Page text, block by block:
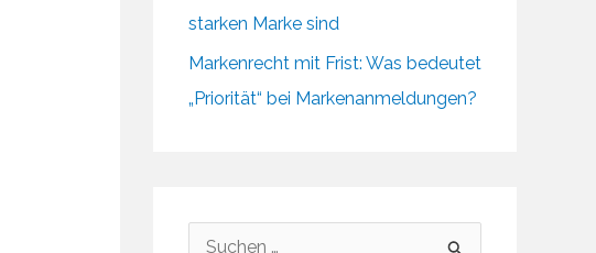
starken Marke sind
Markenrecht mit Frist: Was bedeutet
„Priorität“ bei Markenanmeldungen?